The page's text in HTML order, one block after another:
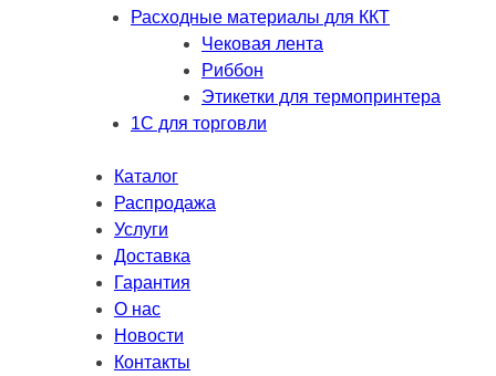
Расходные материалы для ККТ
Чековая лента
Риббон
Этикетки для термопринтера
1С для торговли
Каталог
Распродажа
Услуги
Доставка
Гарантия
О нас
Новости
Контакты